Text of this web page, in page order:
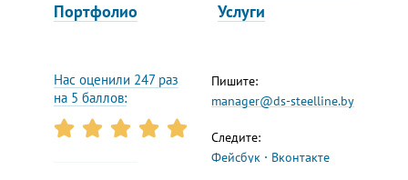
Портфолио
Услуги
Нас оценили 247 раз
на 5 баллов:
Пишите:
manager@ds-steelline.by
Следите:
Фейсбук
Вконтакте